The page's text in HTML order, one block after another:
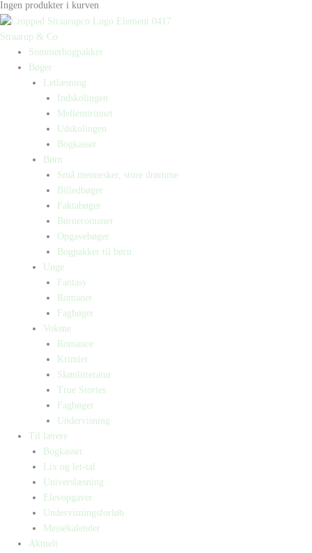
Ingen produkter i kurven
Straarup & Co
Sommerbogpakker
Bøger
Letlæsning
Indskolingen
Mellemtrinnet
Udskolingen
Bogkasser
Børn
Små mennesker, store drømme
Billedbøger
Faktabøger
Børneromaner
Opgavebøger
Bogpakker til børn
Unge
Fantasy
Romaner
Fagbøger
Voksne
Romance
Krimier
Skønlitteratur
True Stories
Fagbøger
Undervisning
Til lærere
Bogkasser
Lix og let-tal
Universlæsning
Elevopgaver
Undervisningsforløb
Messekalender
Aktuelt